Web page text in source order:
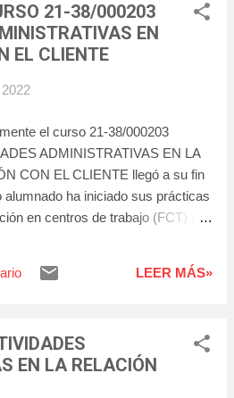
21-38/000203
EN
EL CLIENTE
el curso 21-38/000203
ADMINISTRATIVAS EN LA
CON EL CLIENTE llegó a su fin
alumnado ha iniciado sus prácticas
en centros de trabajo (FCT) en
para realizar su formación y les
que con esta formación
una excelente oportunidad
sido un placer tenerlos como
LEER MÁS»
EN LA RELACIÓN